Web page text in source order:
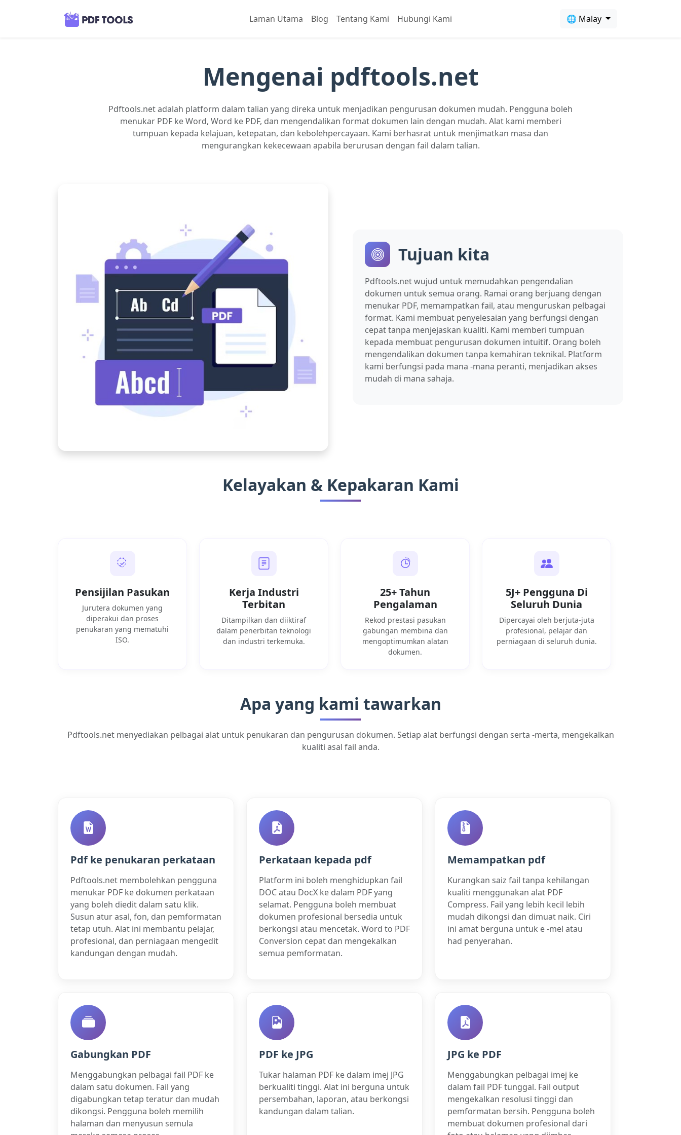
Laman Utama Blog Tentang Kami Hubungi Kami 🌐 Malay
Mengenai pdftools.net
Pdftools.net adalah platform dalam talian yang direka untuk menjadikan pengurusan dokumen mudah. Pengguna boleh
menukar PDF ke Word, Word ke PDF, dan mengendalikan format dokumen lain dengan mudah. Alat kami memberi
tumpuan kepada kelajuan, ketepatan, dan kebolehpercayaan. Kami berhasrat untuk menjimatkan masa dan
mengurangkan kekecewaan apabila berurusan dengan fail dalam talian.
Tujuan kita
Pdftools.net wujud untuk memudahkan pengendalian
dokumen untuk semua orang. Ramai orang berjuang dengan
menukar PDF, memampatkan fail, atau menguruskan pelbagai
format. Kami membuat penyelesaian yang berfungsi dengan
cepat tanpa menjejaskan kualiti. Kami memberi tumpuan
kepada membuat pengurusan dokumen intuitif. Orang boleh
mengendalikan dokumen tanpa kemahiran teknikal. Platform
kami berfungsi pada mana -mana peranti, menjadikan akses
mudah di mana sahaja.
Kelayakan & Kepakaran Kami
Pensijilan Pasukan
Jurutera dokumen yang
diperakui dan proses
penukaran yang mematuhi
ISO.
Kerja Industri
Terbitan
Ditampilkan dan diiktiraf
dalam penerbitan teknologi
dan industri terkemuka.
25+ Tahun
Pengalaman
Rekod prestasi pasukan
gabungan membina dan
mengoptimumkan alatan
dokumen.
5J+ Pengguna Di
Seluruh Dunia
Dipercayai oleh berjuta-juta
profesional, pelajar dan
perniagaan di seluruh dunia.
Apa yang kami tawarkan
Pdftools.net menyediakan pelbagai alat untuk penukaran dan pengurusan dokumen. Setiap alat berfungsi dengan serta -merta, mengekalkan
kualiti asal fail anda.
Pdf ke penukaran perkataan
Pdftools.net membolehkan pengguna
menukar PDF ke dokumen perkataan
yang boleh diedit dalam satu klik.
Susun atur asal, fon, dan pemformatan
tetap utuh. Alat ini membantu pelajar,
profesional, dan perniagaan mengedit
kandungan dengan mudah.
Perkataan kepada pdf
Platform ini boleh menghidupkan fail
DOC atau DocX ke dalam PDF yang
selamat. Pengguna boleh membuat
dokumen profesional bersedia untuk
berkongsi atau mencetak. Word to PDF
Conversion cepat dan mengekalkan
semua pemformatan.
Memampatkan pdf
Kurangkan saiz fail tanpa kehilangan
kualiti menggunakan alat PDF
Compress. Fail yang lebih kecil lebih
mudah dikongsi dan dimuat naik. Ciri
ini amat berguna untuk e -mel atau
had penyerahan.
Gabungkan PDF
Menggabungkan pelbagai fail PDF ke
dalam satu dokumen. Fail yang
digabungkan tetap teratur dan mudah
dikongsi. Pengguna boleh memilih
halaman dan menyusun semula
PDF ke JPG
Tukar halaman PDF ke dalam imej JPG
berkualiti tinggi. Alat ini berguna untuk
persembahan, laporan, atau berkongsi
kandungan dalam talian.
JPG ke PDF
Menggabungkan pelbagai imej ke
dalam fail PDF tunggal. Fail output
mengekalkan resolusi tinggi dan
pemformatan bersih. Pengguna boleh
membuat dokumen profesional dari